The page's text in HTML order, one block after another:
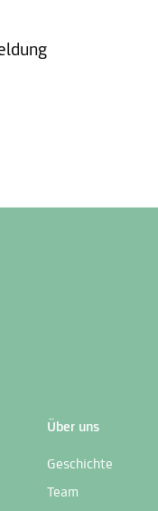
Über uns
Geschichte
Team